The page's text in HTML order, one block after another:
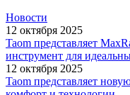
Новости
12 октября 2025
Taom представляет
инструмент для
12 октября 2025
Taom представляет